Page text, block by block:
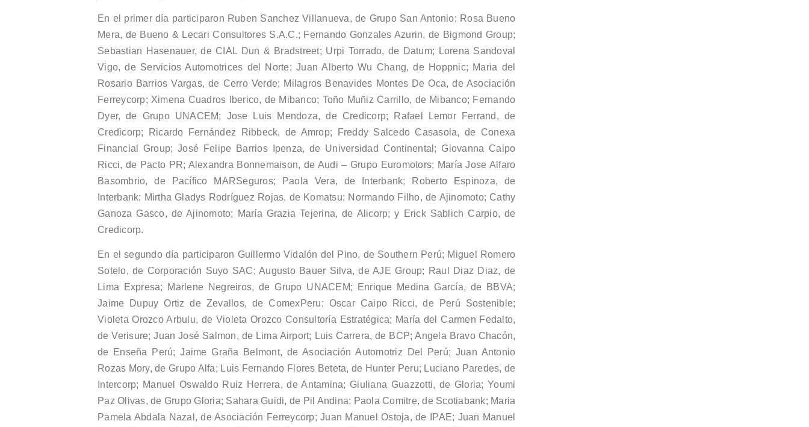
En el primer día participaron Ruben Sanchez Villanueva, de Grupo San Antonio; Rosa Bueno
Mera, de Bueno & Lecari Consultores S.A.C.; Fernando Gonzales Azurin, de Bigmond Group;
Sebastian Hasenauer, de CIAL Dun & Bradstreet; Urpi Torrado, de Datum; Lorena Sandoval
Vigo, de Servicios Automotrices del Norte; Juan Alberto Wu Chang, de Hoppnic; Maria del
Rosario Barrios Vargas, de Cerro Verde; Milagros Benavides Montes De Oca, de Asociación
Ferreycorp; Ximena Cuadros Iberico, de Mibanco; Toño Muñiz Carrillo, de Mibanco; Fernando
Dyer, de Grupo UNACEM; Jose Luis Mendoza, de Credicorp; Rafael Lemor Ferrand, de
Credicorp; Ricardo Fernández Ribbeck, de Amrop; Freddy Salcedo Casasola, de Conexa
Financial Group; José Felipe Barrios Ipenza, de Universidad Continental; Giovanna Caipo
Ricci, de Pacto PR; Alexandra Bonnemaison, de Audi – Grupo Euromotors; María Jose Alfaro
Basombrio, de Pacífico MARSeguros; Paola Vera, de Interbank; Roberto Espinoza, de
Interbank; Mirtha Gladys Rodríguez Rojas, de Komatsu; Normando Filho, de Ajinomoto; Cathy
Ganoza Gasco, de Ajinomoto; María Grazia Tejerina, de Alicorp; y Erick Sablich Carpio, de
Credicorp.
En el segundo día participaron Guillermo Vidalón del Pino, de Southern Perú; Miguel Romero
Sotelo, de Corporación Suyo SAC; Augusto Bauer Silva, de AJE Group; Raul Diaz Diaz, de
Lima Expresa; Marlene Negreiros, de Grupo UNACEM; Enrique Medina García, de BBVA;
Jaime Dupuy Ortiz de Zevallos, de ComexPeru; Oscar Caipo Ricci, de Perú Sostenible;
Violeta Orozco Arbulu, de Violeta Orozco Consultoría Estratégica; María del Carmen Fedalto,
de Verisure; Juan José Salmon, de Lima Airport; Luis Carrera, de BCP; Angela Bravo Chacón,
de Enseña Perú; Jaime Graña Belmont, de Asociación Automotriz Del Perú; Juan Antonio
Rozas Mory, de Grupo Alfa; Luis Fernando Flores Beteta, de Hunter Peru; Luciano Paredes, de
Intercorp; Manuel Oswaldo Ruiz Herrera, de Antamina; Giuliana Guazzotti, de Gloria; Youmi
Paz Olivas, de Grupo Gloria; Sahara Guidi, de Pil Andina; Paola Comitre, de Scotiabank; Maria
Pamela Abdala Nazal, de Asociación Ferreycorp; Juan Manuel Ostoja, de IPAE; Juan Manuel